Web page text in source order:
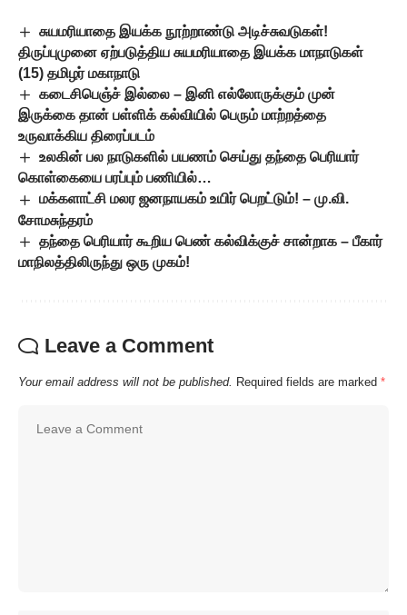
சுயமரியாதை இயக்க நூற்றாண்டு அடிச்சுவடுகள்!
திருப்புமுனை ஏற்படுத்திய சுயமரியாதை இயக்க மாநாடுகள்
(15) தமிழர் மகாநாடு
கடைசிபெஞ்ச் இல்லை – இனி எல்லோருக்கும் முன்
இருக்கை தான் பள்ளிக் கல்வியில் பெரும் மாற்றத்தை
உருவாக்கிய திரைப்படம்
உலகின் பல நாடுகளில் பயணம் செய்து தந்தை பெரியார்
கொள்கையை பரப்பும் பணியில்…
மக்களாட்சி மலர ஜனநாயகம் உயிர் பெறட்டும்! – மு.வி.
சோமசுந்தரம்
தந்தை பெரியார் கூறிய பெண் கல்விக்குச் சான்றாக – பீகார்
மாநிலத்திலிருந்து ஒரு முகம்!
Leave a Comment
Your email address will not be published. Required fields are marked *